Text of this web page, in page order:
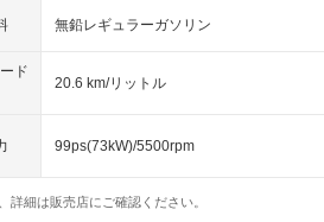
無鉛レギュラーガソリン
ド
20.6 km/リットル
99ps(73kW)/5500rpm
細は販売店にご確認ください。